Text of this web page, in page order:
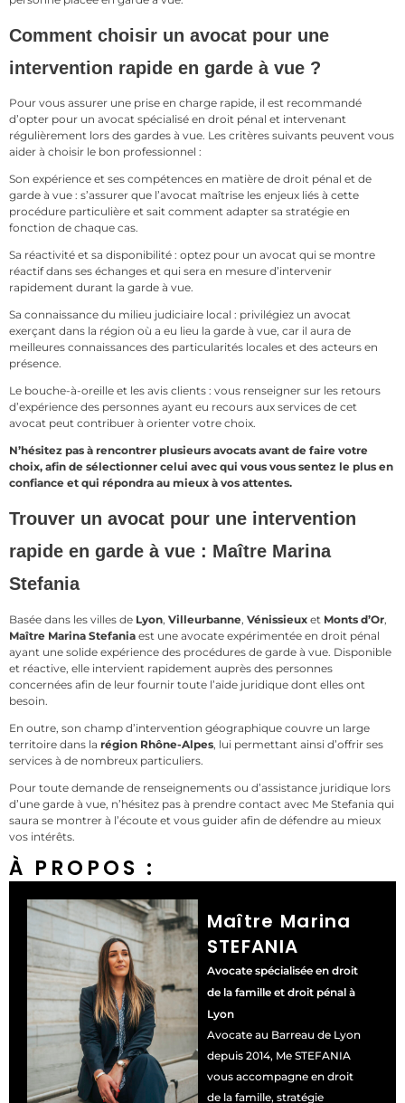
Comment choisir un avocat pour une
intervention rapide en garde à vue ?
Pour vous assurer une prise en charge rapide, il est recommandé
d’opter pour un avocat spécialisé en droit pénal et intervenant
régulièrement lors des gardes à vue. Les critères suivants peuvent vous
aider à choisir le bon professionnel :
Son expérience et ses compétences en matière de droit pénal et de
garde à vue : s’assurer que l’avocat maîtrise les enjeux liés à cette
procédure particulière et sait comment adapter sa stratégie en
fonction de chaque cas.
Sa réactivité et sa disponibilité : optez pour un avocat qui se montre
réactif dans ses échanges et qui sera en mesure d’intervenir
rapidement durant la garde à vue.
Sa connaissance du milieu judiciaire local : privilégiez un avocat
exerçant dans la région où a eu lieu la garde à vue, car il aura de
meilleures connaissances des particularités locales et des acteurs en
présence.
Le bouche-à-oreille et les avis clients : vous renseigner sur les retours
d’expérience des personnes ayant eu recours aux services de cet
avocat peut contribuer à orienter votre choix.
N’hésitez pas à rencontrer plusieurs avocats avant de faire votre
choix, afin de sélectionner celui avec qui vous vous sentez le plus en
confiance et qui répondra au mieux à vos attentes.
Trouver un avocat pour une intervention
rapide en garde à vue : Maître Marina
Stefania
Basée dans les villes de Lyon, Villeurbanne, Vénissieux et Monts d’Or,
Maître Marina Stefania est une avocate expérimentée en droit pénal
ayant une solide expérience des procédures de garde à vue. Disponible
et réactive, elle intervient rapidement auprès des personnes
concernées afin de leur fournir toute l’aide juridique dont elles ont
besoin.
En outre, son champ d’intervention géographique couvre un large
territoire dans la région Rhône-Alpes, lui permettant ainsi d’offrir ses
services à de nombreux particuliers.
Pour toute demande de renseignements ou d’assistance juridique lors
d’une garde à vue, n’hésitez pas à prendre contact avec Me Stefania qui
saura se montrer à l’écoute et vous guider afin de défendre au mieux
vos intérêts.
À PROPOS :
Maître Marina
STEFANIA
Avocate spécialisée en droit
de la famille et droit pénal à
Lyon
Avocate au Barreau de Lyon
depuis 2014, Me STEFANIA
vous accompagne en droit
de la famille, stratégie